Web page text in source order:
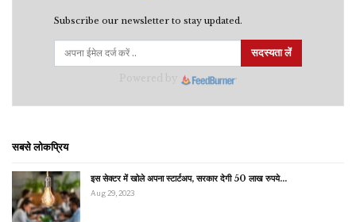
Subscribe our newsletter to stay updated.
सदस्यता लें
सबसे लोकप्रिय
इस सेक्टर में खोले अपना स्टार्टअप, सरकार देगी 50 लाख रुपये…
Aug 29, 2023